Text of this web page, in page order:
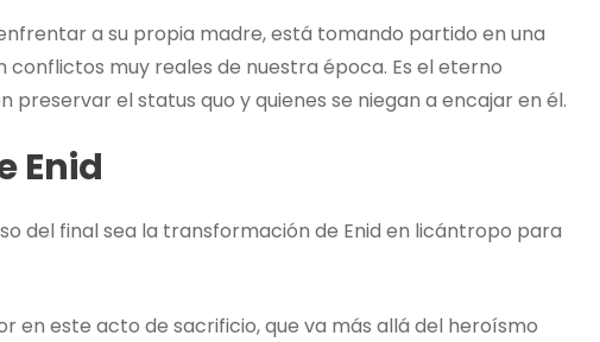
a su propia madre, está tomando partido en una
muy reales de nuestra época. Es el eterno
el status quo y quienes se niegan a encajar en él.
Enid
del final sea la transformación de Enid en licántropo para
en este acto de sacrificio, que va más allá del heroísmo